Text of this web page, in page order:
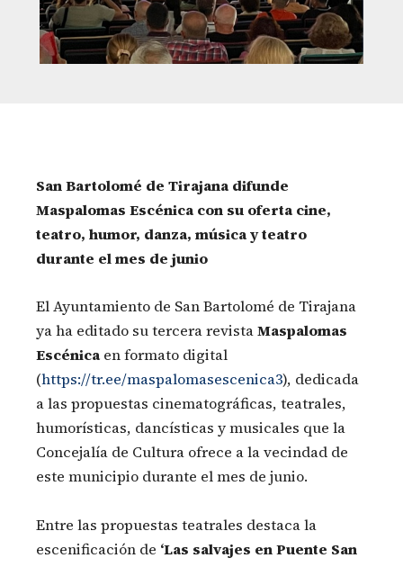
San Bartolomé de Tirajana difunde
Maspalomas Escénica con su oferta cine,
teatro, humor, danza, música y teatro
durante el mes de junio
El Ayuntamiento de San Bartolomé de Tirajana
ya ha editado su tercera revistaMaspalomas
Escénica en formato digital
(https://tr.ee/maspalomasescenica3), dedicada
a las propuestas cinematográficas, teatrales,
humorísticas, dancísticas y musicales que la
Concejalía de Cultura ofrece a la vecindad de
este municipio durante el mes de junio.
Entre las propuestas teatrales destaca la
escenificación de ‘Las salvajes en Puente San